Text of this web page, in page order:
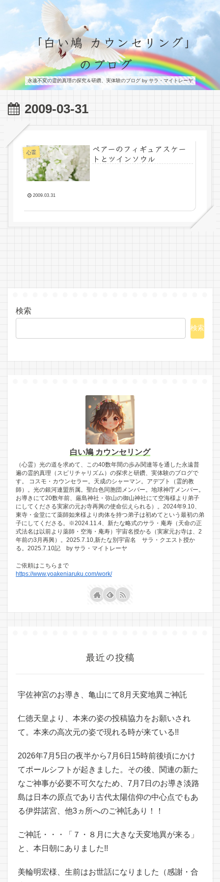
「白い鳩 カウンセリング」
のブログ
永遠不変の霊的真理の探究＆研鑽、実体験のブログ by サラ・マイトレーヤ
2009-03-31
心霊
ペアーのフィギュアスケー
トとツインソウル
2009.03.31
検索
検索
白い鳩 カウンセリング
（心霊）光の道を求めて、この40数年間の歩み関連等を通した永遠普
遍の霊的真理（スピリチャリズム）の探求と研鑽、実体験のブログで
す。 コスモ・カウンセラー。天成のシャーマン。アデプト（霊的教
師）。光の銀河連盟所属。聖白色同胞団メンバー。地球神庁メンバー。
お導きにて20数年前、厳島神社・弥山の御山神社にて空海様より弟子
にしてくださる実家の元お寺再興の使命伝えられる）。2024年9.10、
東寺・金堂にて薬師如来様より肉体を持つ弟子は初めてという最初の弟
子にしてくださる。※2024.11.4、新たな略式のサラ・庵寿（天命の正
式法名は以前より薬師・空海・庵寿）宇宙名授かる（実家元お寺は、2
年前の3月再興）。2025.7.10,新たな別宇宙名 サラ・クエスト授か
る。2025.7.10記 by サラ・マイトレーヤ
ご依頼はこちらまで
https://www.yoakeniaruku.com/work/
最近の投稿
宇佐神宮のお導き、亀山にて8月天変地異ご神託
仁徳天皇より、本来の姿の投稿協力をお願いされ
て。本来の高次元の姿で現れる時が来ている!!
2026年7月5日の夜半から7月6日15時前後頃にかけ
てポールシフトが起きました。その後、関連の新た
なご神事が必要不可欠なため、7月7日のお導き淡路
島は日本の原点であり古代太陽信仰の中心点でもあ
る伊弉諾宮、他3ヵ所へのご神託あり！！
ご神託・・・「７・８月に大きな天変地異が来る」
と、本日朝にありました!!
美輪明宏様、生前はお世話になりました（感謝・合